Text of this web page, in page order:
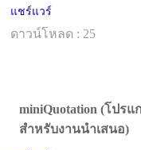
แชร์แวร์
ดาวน์โหลด : 25
miniQuotation (โปรแ
สำหรับงานนำเสนอ)